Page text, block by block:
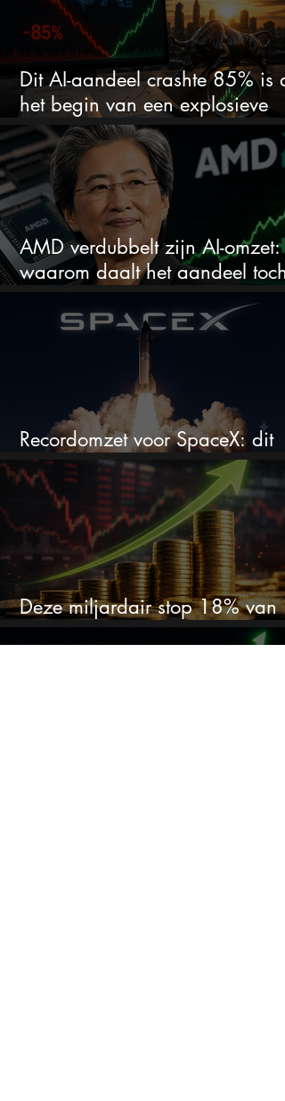
Dit AI-aandeel crashte 85% is
het begin van een explosieve
comeback?
AMD verdubbelt zijn AI-omzet:
waarom daalt het aandeel toch
hard?
Recordomzet voor SpaceX: dit
moet je weten
Deze miljardair stop 18% van
zijn vermogen in één aandeel